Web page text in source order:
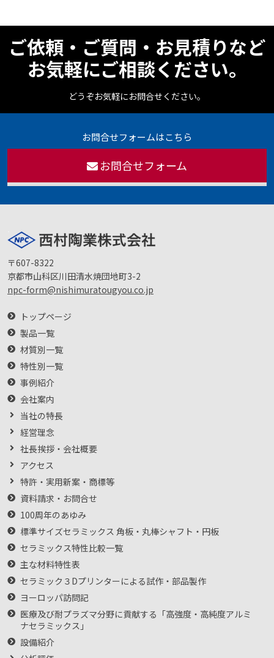
ご依頼・ご質問・お見積りなど
お気軽にご相談ください。
どうぞお気軽にお問合せください。
お問合せフォームはこちら
お問合せフォーム
〒607-8322
京都市山科区川田清水焼団地町3-2
npc-form@nishimuratougyou.co.jp
トップページ
製品一覧
材質別一覧
特性別一覧
事例紹介
会社案内
当社の特長
経営理念
社長挨拶・会社概要
アクセス
特許・実用新案・商標等
資料請求・お問合せ
100周年のあゆみ
標準サイズセラミックス 角板・丸棒シャフト・円板
セラミックス特性比較一覧
主な材料特性表
セラミック３Dプリンターによる試作・部品製作
ヨーロッパ訪問記
医療及び耐プラズマ分野に貢献する「高強度・高純度アルミ
ナセラミックス」
設備紹介